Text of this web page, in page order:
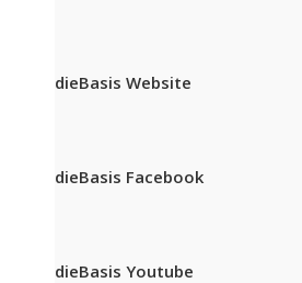
dieBasis Website
dieBasis Facebook
dieBasis Youtube